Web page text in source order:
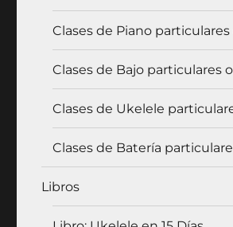
Clases de Piano
Clases de Bajo particulares
Clases de Ukelele
Clases de Batería
Libros